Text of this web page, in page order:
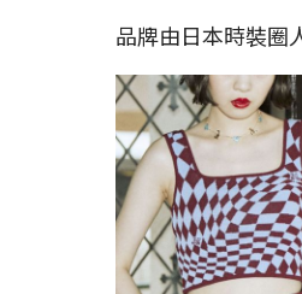
品牌由日本時裝圈